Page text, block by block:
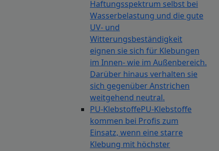
Haftungsspektrum selbst bei
Wasserbelastung und die gute
UV- und
Witterungsbeständigkeit
eignen sie sich für Klebungen
im Innen- wie im Außenbereich.
Darüber hinaus verhalten sie
sich gegenüber Anstrichen
weitgehend neutral.
PU-KlebstoffePU-Klebstoffe
kommen bei Profis zum
Einsatz, wenn eine starre
Klebung mit höchster